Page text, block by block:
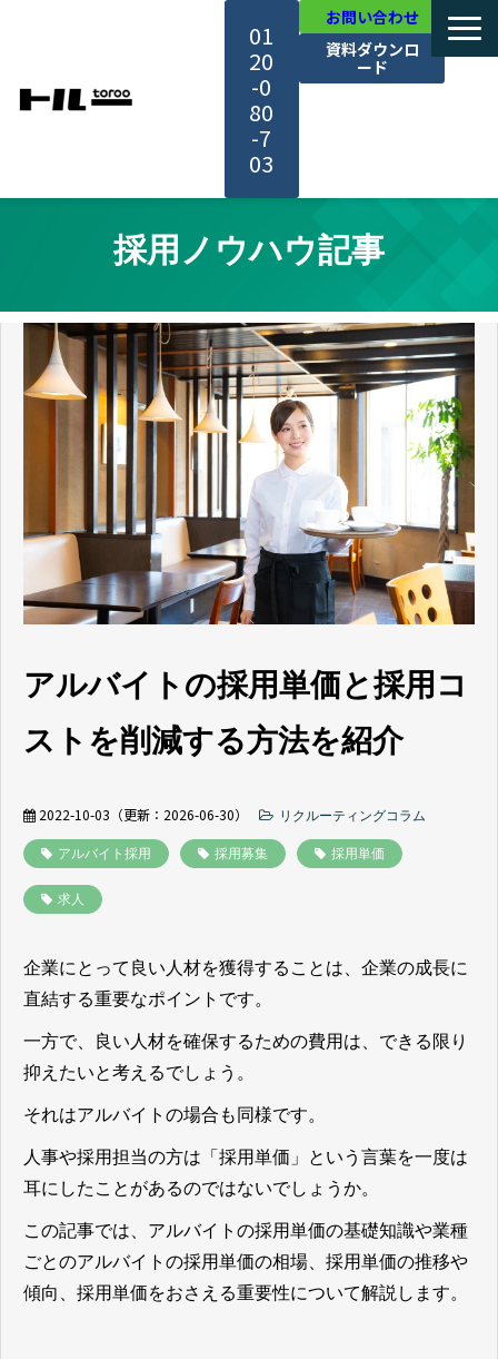
01
20
-0
80
-7
03
お問い合わせ
資料ダウンロ
ード
活用事例
料金・プラン
よくあるご質問
採用ノウハウ
採用ノウハウ記事
アルバイトの採用単価と採用コ
ストを削減する方法を紹介
2022-10-03 （更新： 2026-06-30） リクルーティングコラム
アルバイト採用 採用募集 採用単価
求人
企業にとって良い人材を獲得することは、企業の成長に
直結する重要なポイント です。
一方で、良い人材を確保するための費用は、できる限り
抑えたいと考えるでしょう。
それはアルバイトの場合も同様です。
人事や採用担当の方は「採用単価」という言葉を一度は
耳にしたことがあるのではないでしょうか。
この記事では、アルバイトの採用単価の基礎知識や業種
ごとのアルバイトの採用単価の相場、採用単価の推移や
傾向、採用単価をおさえる重要性について解説します。